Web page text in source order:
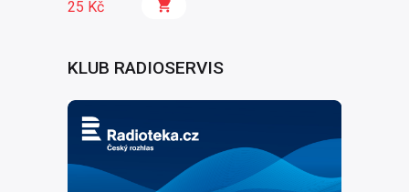
25 Kč
KLUB RADIOSERVIS